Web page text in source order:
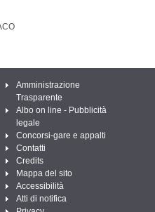
Amministrazione
Trasparente
Albo on line - Pubblicità
legale
Concorsi-gare e appalti
Contatti
Credits
Mappa del sito
Accessibilità
Atti di notifica